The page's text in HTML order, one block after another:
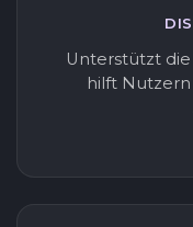
Unterstützt
hilft